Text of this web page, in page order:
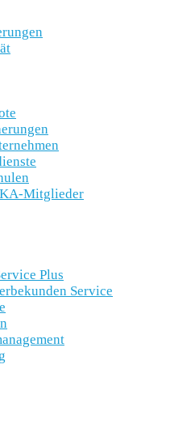
Mitglieder
Plus
Service